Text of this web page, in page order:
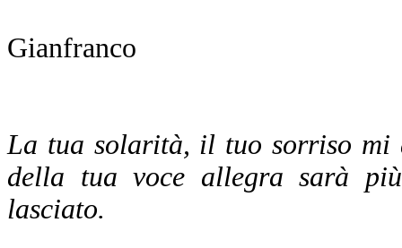
Gianfranco
La tua solarità, il tuo sorriso mi
della tua voce allegra sarà
lasciato.